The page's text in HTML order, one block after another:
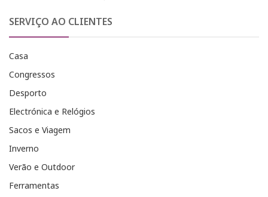
SERVIÇO AO CLIENTES
Casa
Congressos
Desporto
Electrónica e Relógios
Sacos e Viagem
Inverno
Verão e Outdoor
Ferramentas